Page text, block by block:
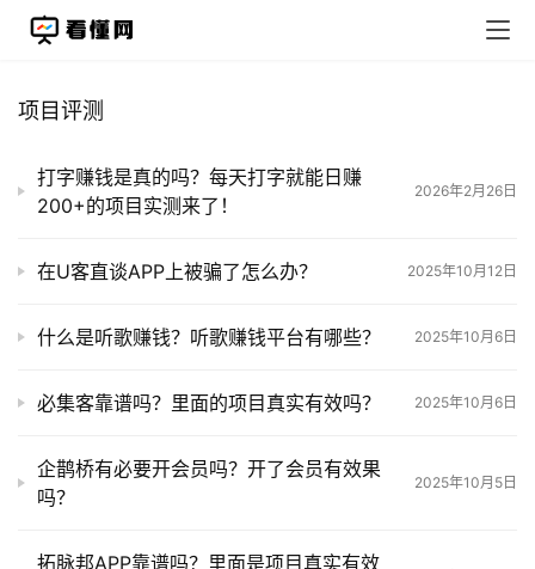
营
项目评测
打字赚钱是真的吗？每天打字就能日赚
200+的项目实测来了！
2026年2月26日
在U客直谈APP上被骗了怎么办？ 2025年10月12日
什么是听歌赚钱？听歌赚钱平台有哪些？ 2025年10月6日
必集客靠谱吗？里面的项目真实有效吗？ 2025年10月6日
企鹊桥有必要开会员吗？开了会员有效果
吗？
2025年10月5日
拓脉邦APP靠谱吗？里面是项目真实有效